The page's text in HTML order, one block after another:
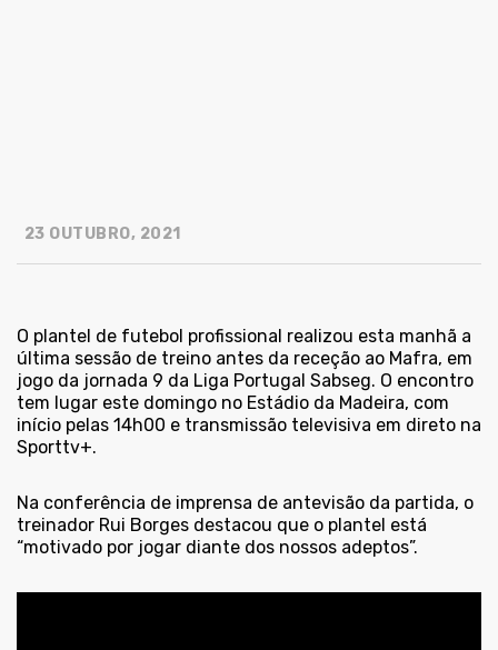
23 OUTUBRO, 2021
O plantel de futebol profissional realizou esta manhã a
última sessão de treino antes da receção ao Mafra, em
jogo da jornada 9 da Liga Portugal Sabseg. O encontro
tem lugar este domingo no Estádio da Madeira, com
início pelas 14h00 e transmissão televisiva em direto na
Sporttv+.
Na conferência de imprensa de antevisão da partida, o
treinador Rui Borges destacou que o plantel está
“motivado por jogar diante dos nossos adeptos”.